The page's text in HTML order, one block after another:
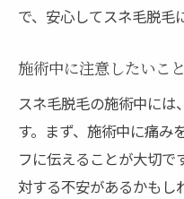
で、安心してスネ毛脱毛
施術中に注意したいこと
スネ毛脱毛の施術中には
す。まず、施術中に痛み
フに伝えることが大切で
対する不安があるかもし